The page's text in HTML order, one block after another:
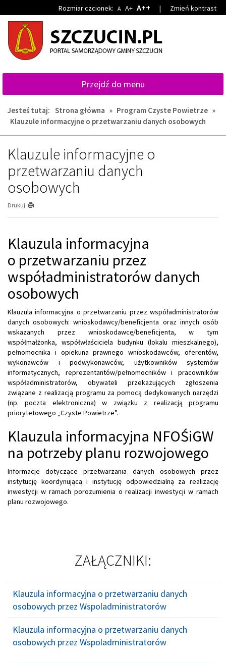
do
głównej
treści
do
wyszukiwarki
Rozmiar czcionek: A A+ A++ | Zmień kontrast
Przejdź do menu
Jesteś tutaj: Strona główna » Program Czyste Powietrze »
Klauzule informacyjne o przetwarzaniu danych osobowych
Klauzule informacyjne o
przetwarzaniu danych
osobowych
Drukuj
Klauzula informacyjna
o przetwarzaniu przez
współadministratorów danych
osobowych
Klauzula informacyjna o przetwarzaniu przez współadministratorów
danych osobowych: wnioskodawcy/beneficjenta oraz innych osób
wskazanych przez wnioskodawcę/beneficjenta, w tym
współmałżonka, współwłaściciela budynku (lokalu mieszkalnego),
pełnomocnika i opiekuna prawnego wnioskodawców, oferentów,
wykonawców i podwykonawców, użytkowników systemów
informatycznych, reprezentantów/pełnomocników i pracowników
współadministratorów, obywateli przekazujących zgłoszenia
związane z realizacją programu za pomocą dedykowanych narzędzi
(np. poczta elektroniczna) w związku z realizacją programu
priorytetowego „Czyste Powietrze”.
Klauzula informacyjna NFOŚiGW
na potrzeby planu rozwojowego
Informacje dotyczące przetwarzania danych osobowych przez
instytucję koordynującą i instytucję odpowiedzialną za realizację
inwestycji w ramach porozumienia o realizacji inwestycji w ramach
planu rozwojowego.
ZAŁĄCZNIKI:
Klauzula informacyjna o przetwarzaniu danych
osobowych przez Wspoladministratorów
Klauzula informacyjna o przetwarzaniu danych
osobowych przez Wspoladministratorów